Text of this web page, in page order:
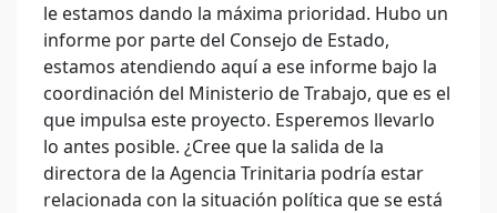
le estamos dando la máxima prioridad. Hubo un
informe por parte del Consejo de Estado,
estamos atendiendo aquí a ese informe bajo la
coordinación del Ministerio de Trabajo, que es el
que impulsa este proyecto. Esperemos llevarlo
lo antes posible. ¿Cree que la salida de la
directora de la Agencia Trinitaria podría estar
relacionada con la situación política que se está